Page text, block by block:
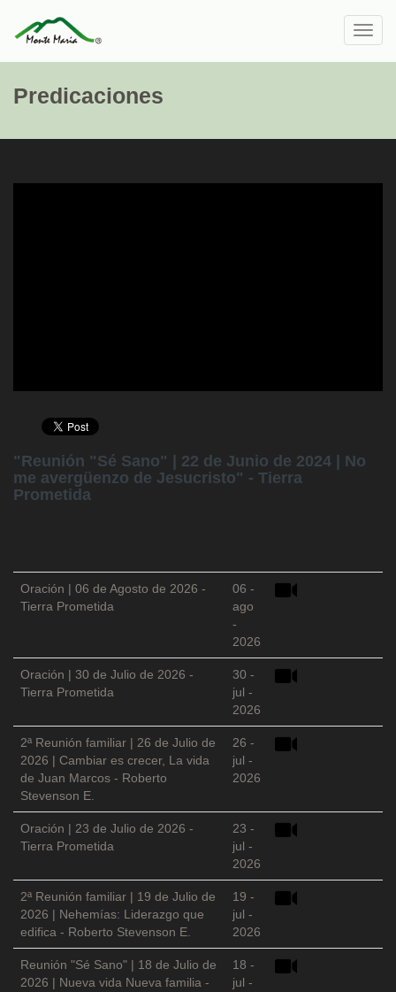
Predicaciones
"Reunión "Sé Sano" | 22 de Junio de 2024 | No
me avergüenzo de Jesucristo" - Tierra
Prometida
Oración | 06 de Agosto de 2026 -
Tierra Prometida
06 -
ago
-
2026
Oración | 30 de Julio de 2026 -
Tierra Prometida
30 -
jul -
2026
2ª Reunión familiar | 26 de Julio de
2026 | Cambiar es crecer, La vida
de Juan Marcos - Roberto
Stevenson E.
26 -
jul -
2026
Oración | 23 de Julio de 2026 -
Tierra Prometida
23 -
jul -
2026
2ª Reunión familiar | 19 de Julio de
2026 | Nehemías: Liderazgo que
edifica - Roberto Stevenson E.
19 -
jul -
2026
Reunión "Sé Sano" | 18 de Julio de
2026 | Nueva vida Nueva familia -
18 -
jul -